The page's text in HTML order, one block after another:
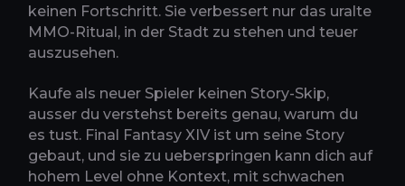
keinen Fortschritt. Sie verbessert nur das uralte
MMO-Ritual, in der Stadt zu stehen und teuer
auszusehen.
Kaufe als neuer Spieler keinen Story-Skip,
ausser du verstehst bereits genau, warum du
es tust. Final Fantasy XIV ist um seine Story
gebaut, und sie zu ueberspringen kann dich auf
hohem Level ohne Kontext, mit schwachen